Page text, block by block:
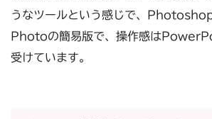
うなツールという感じで、
Photoの簡易版で、操作感は
受けています。